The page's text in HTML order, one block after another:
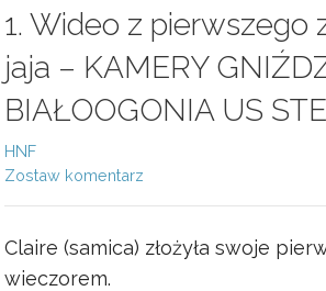
1. Wideo z pierwszego
jaja – KAMERY
BIAŁOOGONIA US
HNF
Zostaw komentarz
Claire (samica) złożyła swoje
wieczorem.